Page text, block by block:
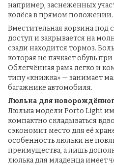
например, заснеженных
колёса в прямом положении.
Вместительная корзина под
доступ и закрывается на
сзади находится тормоз.
которая не пачкает обувь
Облегчённая рама легко и
типу «книжка» — занимает
багажнике автомобиля.
Люлька для
Люлька модели Porto Light
компактно складываться
сэкономит место для её
особенность люльки не
преимущества, а лишь
люлька для младенца имеет